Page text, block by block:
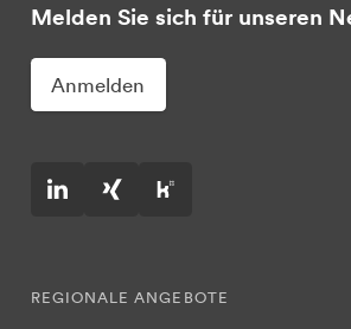
Melden Sie sich für unseren
Anmelden
REGIONALE ANGEBOTE